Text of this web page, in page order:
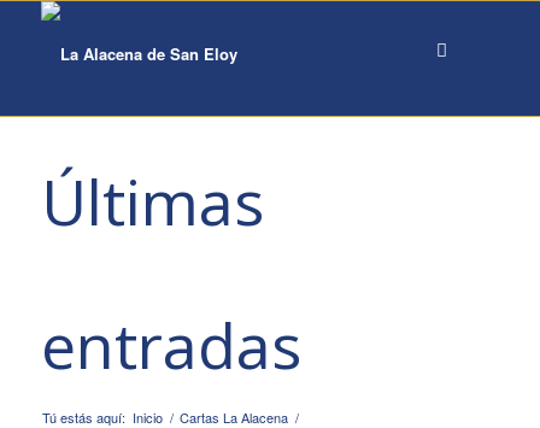
Últimas
entradas
Tú estás aquí: Inicio / Cartas La Alacena /